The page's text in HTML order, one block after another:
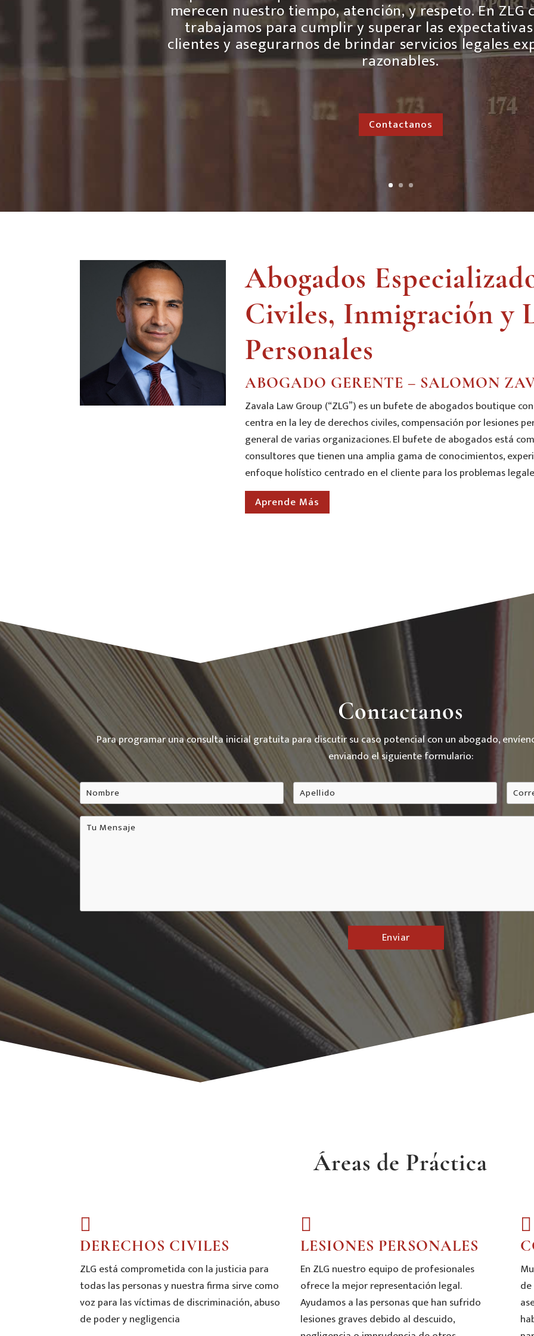
merecen nuestro tiempo, atención, y respeto. En
trabajamos para cumplir y superar las
clientes y asegurarnos de brindar servicios legales
razonables.
Contactanos
Abogados
Civiles, Inmigración y
Personales
ABOGADO GERENTE – SALOMON
Zavala Law Group (“ZLG”) es un bufete de abogados boutique
centra en la ley de derechos civiles, compensación por lesiones
general de varias organizaciones. El bufete de abogados está
consultores que tienen una amplia gama de conocimientos,
enfoque holístico centrado en el cliente para los problemas
Aprende Más
Contactanos
Para programar una consulta inicial gratuita para discutir su caso potencial con un abogado,
enviando el siguiente formulario:
Nombre * ApellidoApellido *
Tu
Mensaje *
Áreas de Práctica
DERECHOS CIVILES
ZLG está comprometida con la justicia para
todas las personas y nuestra firma sirve como
voz para las víctimas de discriminación, abuso
de poder y negligencia
LESIONES PERSONALES
En ZLG nuestro equipo de profesionales
ofrece la mejor representación legal.
Ayudamos a las personas que han sufrido
lesiones graves debido al descuido,